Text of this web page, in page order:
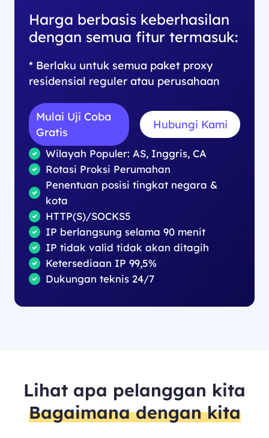
Harga berbasis keberhasilan
dengan semua fitur termasuk:
* Berlaku untuk semua paket proxy
residensial reguler atau perusahaan
Mulai Uji Coba
Gratis
Hubungi Kami
Wilayah Populer: AS, Inggris, CA
Rotasi Proksi Perumahan
Penentuan posisi tingkat negara &
kota
HTTP(S)/SOCKS5
IP berlangsung selama 90 menit
IP tidak valid tidak akan ditagih
Ketersediaan IP 99,5%
Dukungan teknis 24/7
Lihat apa pelanggan kita
Bagaimana dengan kita